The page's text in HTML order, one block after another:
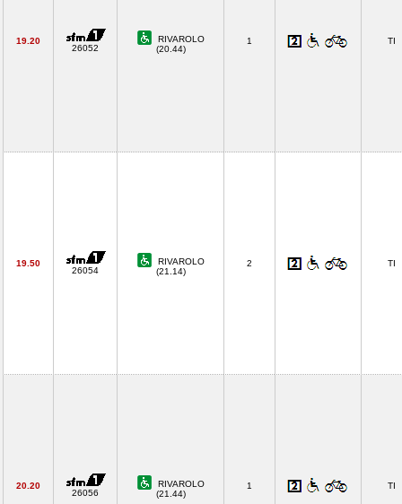
19.20
26052
RIVAROLO
(20.44)
1 TI
19.50
26054
RIVAROLO
(21.14)
2 TI
20.20
26056
RIVAROLO
(21.44)
1 TI